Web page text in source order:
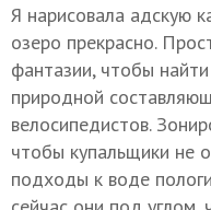
Я нарисовала адскую
озеро прекрасно.
фантазии, чтобы
природной
велосипедистов.
чтобы купальщики не
подходы к воде